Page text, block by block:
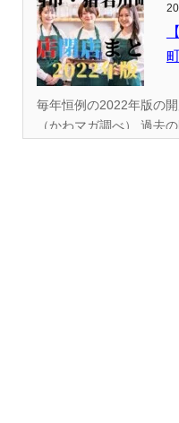
毎年恒例の2022年版の
（かわマガ調べ） 過去